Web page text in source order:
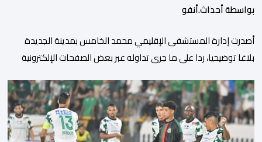
بواسطة أحداث.أنفو
أصدرت إدارة المستشفى الإقليمي محمد الخامس بمدينة الجديدة
بلاغا توضيحيا، ردا على ما جرى تداوله عبر بعض الصفحات الإلكترونية
مولودها أمام الباب الرئيسي للمستشفى بسبب رفض استقبالها أو
التكفل بها. وأكدت إدارة المستشفى أن السيدة المعنية حضرت إلى
مصلحة الولادة، حيث تم استقبالها وتسجيلها وإخضاعها […]